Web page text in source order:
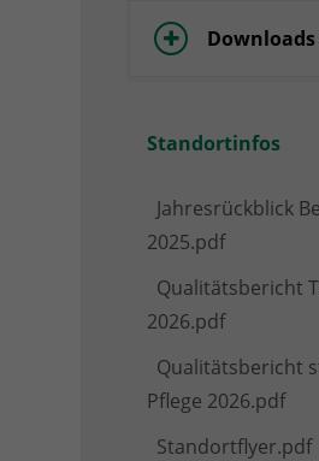
Standortinfos
Jahresrückblick
2025.pdf
Qualitätsbericht
2026.pdf
Qualitätsbericht
Pflege 2026.pdf
Standortflyer.pdf